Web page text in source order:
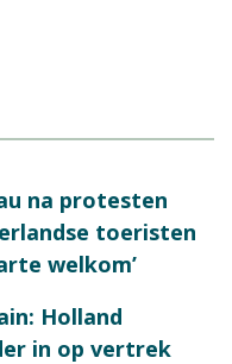
na protesten
toeristen
welkom’
Holland
in op vertrek